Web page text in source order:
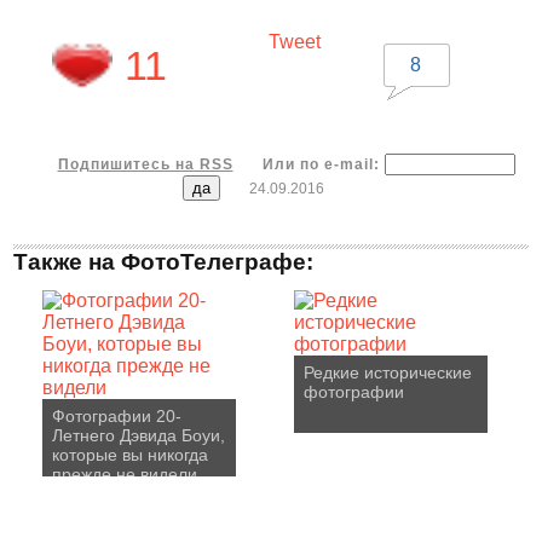
11
Tweet
8
Подпишитесь на RSS
Или по e-mail:
24.09.2016
Также на ФотоТелеграфе:
Фотографии 20-
Летнего Дэвида Боуи,
которые вы никогда
прежде не видели
Редкие исторические
фотографии